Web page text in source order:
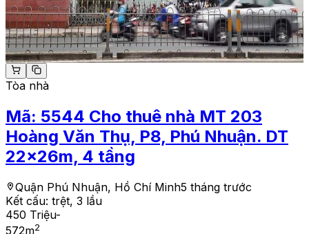
Tòa nhà
Mã: 5544 Cho thuê nhà MT 203
Hoàng Văn Thụ, P8, Phú Nhuận. DT
22x26m, 4 tầng
Quận Phú Nhuận, Hồ Chí Minh5 tháng trước
Kết cấu: trệt, 3 lầu
450 Triệu-
572m2